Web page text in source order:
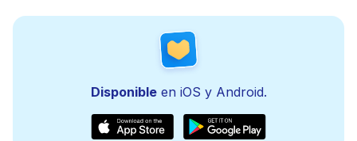
Disponibleen iOS y Android.